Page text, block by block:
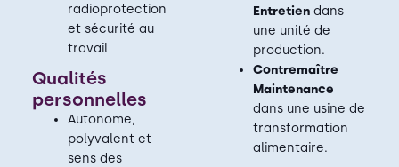
radioprotection
et sécurité au
travail
Qualités
personnelles
Autonome,
polyvalent et
sens des
Entretien dans
une unité de
production.
Contremaître
Maintenance
dans une usine de
transformation
alimentaire.